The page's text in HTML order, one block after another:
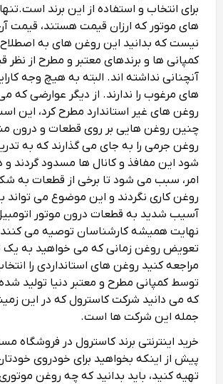
برای انتخاب و استفاده از این برند است.
های موتور که ارزان قیمت هستند، قیمت
نیست که بدانید این روغن‌ های به اصطلاح
کمپانی‌ ها و برندهای معتبر و مطرح از نظر
آنچنانی نداشته‌ اند. البته به هیچ وجه
های مرغوب را ندارند. از دیگر عوارضی که
روغن‌ های غیر استاندارد مطرح کرد، این
چنین روغن‌ هایی بر روی قطعات و درون
روغن جرمی را به جای می‌ گذارند که به
شود این مفافذ و کانال‌ ها مسدود گردند و
امر، سبب می‌ شود تا برخی از قطعات به
روغن کاری نگردند و این موضوع می‌ تواند
آسیب شدید به قطعات درون موتور
نهایت همیشه کارشناسان توصیه می‌ کنند
تعویض روغن زمانی که می‌ خواهید به
مراجعه کنید روغن‌ های استانداردی را
توسط کمپانی مطرح و معتبر دنیا تولید
که می‌ دانید شرکت کاسترول که در این
جمله این شرکت‌ ها است.
خرید اینترنتی برند کاسترول در فروشگاه
پیش از اینکه بخواهید برای خودروی
تهیه کنید، باید بدانید که چه روغن